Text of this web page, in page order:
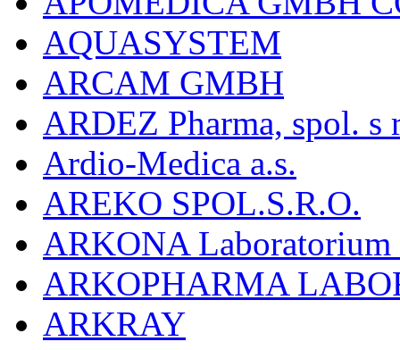
AQUASYSTEM
ARCAM GMBH
ARDEZ Pharma, spol. s
Ardio-Medica a.s.
AREKO SPOL.S.R.O.
ARKONA
ARKOPHARMA
ARKRAY